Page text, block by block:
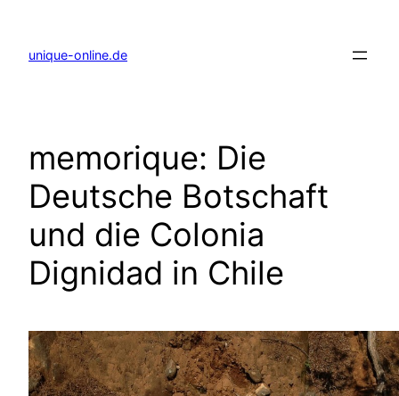
springen
unique-online.de
memorique: Die
Deutsche Botschaft
und die Colonia
Dignidad in Chile